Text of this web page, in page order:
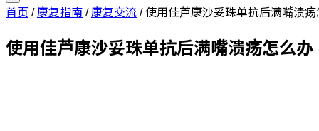
首页 /康复指南/康复交流/使用佳芦康沙妥珠单抗后满嘴溃
使用佳芦康沙妥珠单抗后满嘴溃疡怎么办